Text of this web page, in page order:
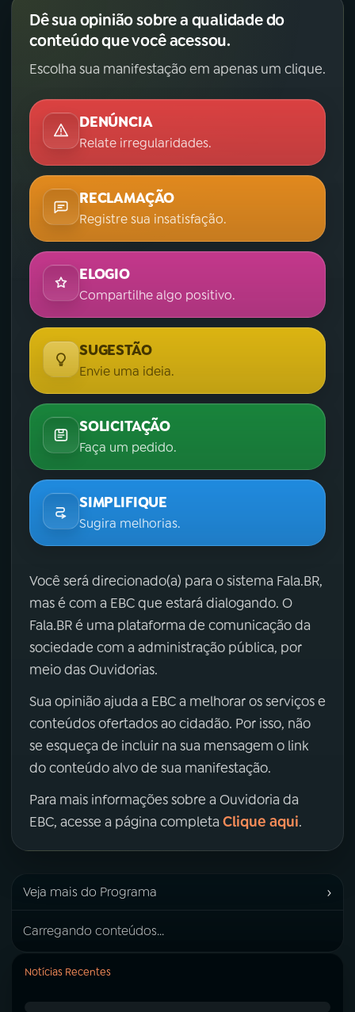
Dê sua opinião sobre a qualidade do
conteúdo que você acessou.
Escolha sua manifestação em apenas um clique.
DENÚNCIA
Relate irregularidades.
RECLAMAÇÃO
Registre sua insatisfação.
ELOGIO
Compartilhe algo positivo.
SUGESTÃO
Envie uma ideia.
SOLICITAÇÃO
Faça um pedido.
SIMPLIFIQUE
Sugira melhorias.
Você será direcionado(a) para o sistema Fala.BR,
mas é com a EBC que estará dialogando. O
Fala.BR é uma plataforma de comunicação da
sociedade com a administração pública, por
meio das Ouvidorias.
Sua opinião ajuda a EBC a melhorar os serviços e
conteúdos ofertados ao cidadão. Por isso, não
se esqueça de incluir na sua mensagem o link
do conteúdo alvo de sua manifestação.
Para mais informações sobre a Ouvidoria da
EBC, acesse a página completa Clique aqui.
Veja mais do Programa ›
Carregando conteúdos...
Notícias Recentes